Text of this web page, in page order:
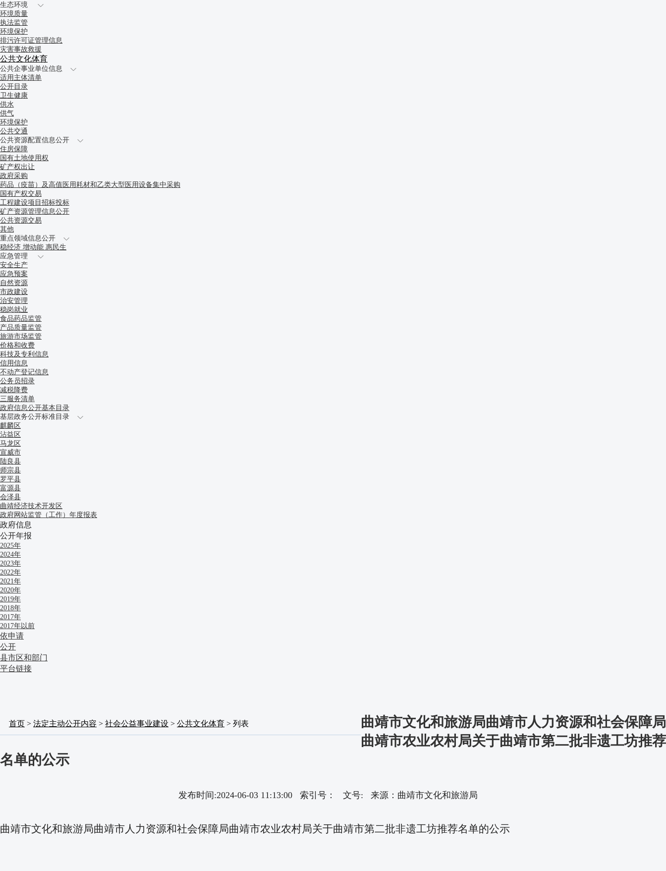
生态环境
环境质量
执法监管
环境保护
排污许可证管理信息
灾害事故救援
公共文化体育
公共企事业单位信息
适用主体清单
公开目录
卫生健康
供水
供气
环境保护
公共交通
公共资源配置信息公开
住房保障
国有土地使用权
矿产权出让
政府采购
药品（疫苗）及高值医用耗材和乙类大型医用设备集中采购
国有产权交易
工程建设项目招标投标
矿产资源管理信息公开
公共资源交易
其他
重点领域信息公开
稳经济 增动能 惠民生
应急管理
安全生产
应急预案
自然资源
市政建设
治安管理
稳岗就业
食品药品监管
产品质量监管
旅游市场监管
价格和收费
科技及专利信息
信用信息
不动产登记信息
公务员招录
减税降费
三服务清单
政府信息公开基本目录
基层政务公开标准目录
麒麟区
沾益区
马龙区
宣威市
陆良县
师宗县
罗平县
富源县
会泽县
曲靖经济技术开发区
政府网站监管（工作）年度报表
政府信息
公开年报
2025年
2024年
2023年
2022年
2021年
2020年
2019年
2018年
2017年
2017年以前
依申请
公开
县市区和部门
平台链接
首页 > 法定主动公开内容 > 社会公益事业建设 > 公共文化体育 > 列表
曲靖市文化和旅游局曲靖市人力资源和社会保障局
曲靖市农业农村局关于曲靖市第二批非遗工坊推荐
名单的公示
发布时间:2024-06-03 11:13:00 索引号： 文号: 来源：曲靖市文化和旅游局
曲靖市文化和旅游局曲靖市人力资源和社会保障局曲靖市农业农村局关于曲靖市第二批非遗工坊推荐名单的公示